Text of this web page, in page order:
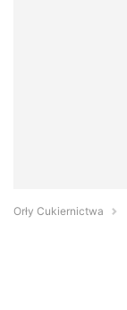
Orły Cukiernictwa